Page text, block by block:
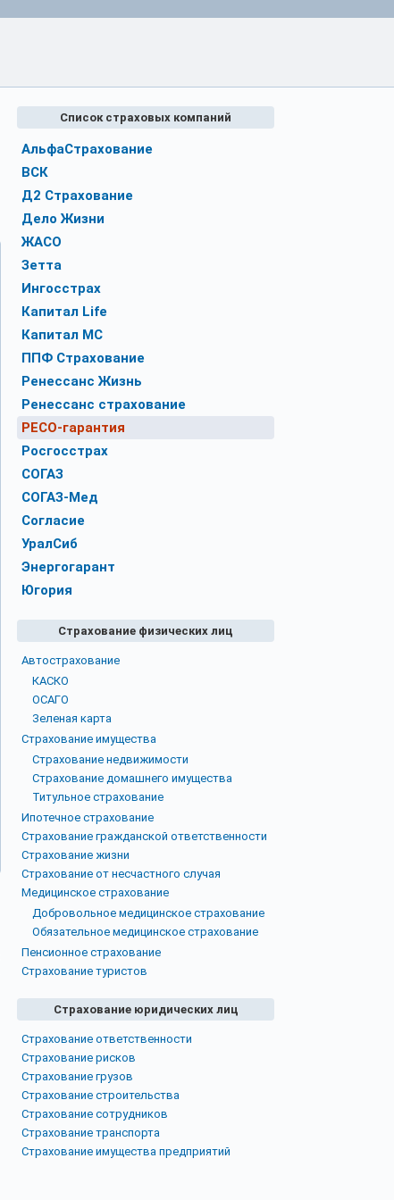
Список страховых компаний
АльфаСтрахование
ВСК
Д2 Страхование
Дело Жизни
ЖАСО
Зетта
Ингосстрах
Капитал Life
Капитал МС
ППФ Страхование
Ренессанс Жизнь
Ренессанс страхование
РЕСО-гарантия
Росгосстрах
СОГАЗ
СОГАЗ-Мед
Согласие
УралСиб
Энергогарант
Югория
Страхование физических лиц
Автострахование
КАСКО
ОСАГО
Зеленая карта
Страхование имущества
Страхование недвижимости
Страхование домашнего имущества
Титульное страхование
Ипотечное страхование
Страхование гражданской ответственности
Страхование жизни
Страхование от несчастного случая
Медицинское страхование
Добровольное медицинское страхование
Обязательное медицинское страхование
Пенсионное страхование
Страхование туристов
Страхование юридических лиц
Страхование ответственности
Страхование рисков
Страхование грузов
Страхование строительства
Страхование сотрудников
Страхование транспорта
Страхование имущества предприятий